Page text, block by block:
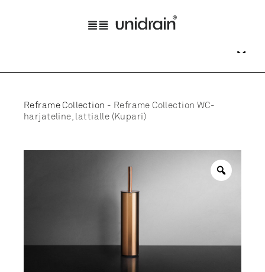
Reframe Collection - Reframe Collection WC-
harjateline, lattialle (Kupari)